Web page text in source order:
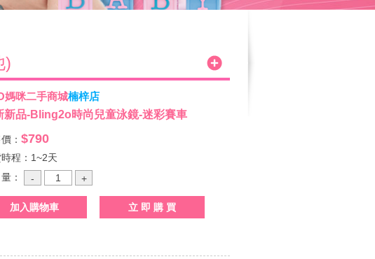
)
媽咪二手商城楠梓店
新品-Bling2o時尚兒童泳鏡-迷彩賽車
： $790
程：1~2天
：